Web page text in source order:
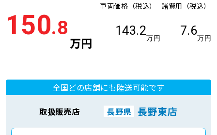
150.8
万円
車両価格（税込）
143.2
万円
諸費用（税込）
7.6
万円
全国どの店舗にも陸送可能です
取扱販売店 長野県 長野東店